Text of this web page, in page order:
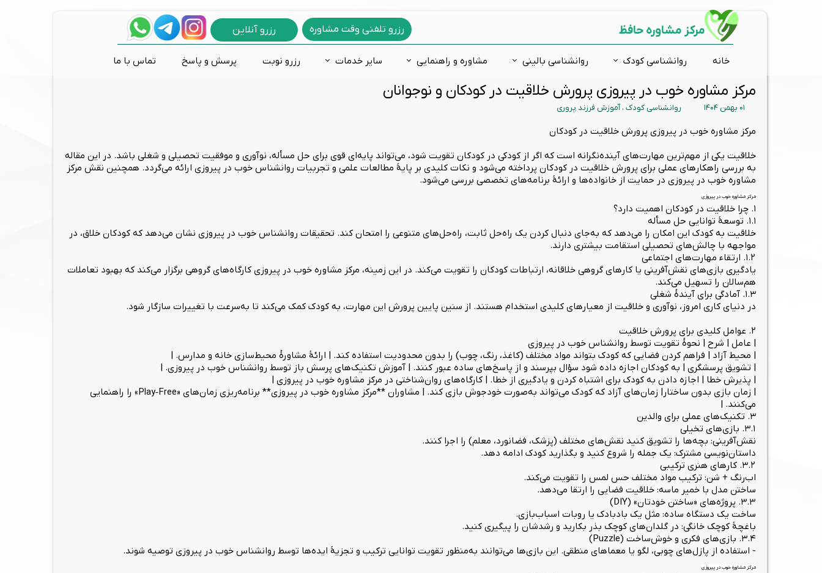
مرکز مشاوره خوب در پیروزی پرورش خلاقیت در کودکان و نوجوانان
۰۱ بهمن ۱۴۰۴ روانشناسی کودک ،آموزش فرزند پروری
مرکز مشاوره خوب در پیروزی پرورش خلاقیت در کودکان
خلاقیت یکی از مهم‌ترین مهارت‌های آینده‌نگرانه است که اگر از کودکی در کودکان تقویت شود، می‌تواند پایه‌ای قوی برای حل مسأله، نوآوری و موفقیت تحصیلی و شغلی باشد. در این مقاله
به بررسی راهکارهای عملی برای پرورش خلاقیت در کودکان پرداخته می‌شود و نکات کلیدی بر پایهٔ مطالعات علمی و تجربیات روانشناس خوب در پیروزی ارائه می‌گردد. همچنین نقش مرکز
مشاوره خوب در پیروزی در حمایت از خانواده‌ها و ارائهٔ برنامه‌های تخصصی بررسی می‌شود.
مرکز مشاوره خوب در پیروزی
۱. چرا خلاقیت در کودکان اهمیت دارد؟
۱.۱. توسعهٔ توانایی حل مسأله
خلاقیت به کودک این امکان را می‌دهد که به‌جای دنبال کردن یک راه‌حل ثابت، راه‌حل‌های متنوعی را امتحان کند. تحقیقات روانشناس خوب در پیروزی نشان می‌دهد که کودکان خلاق، در
مواجهه با چالش‌های تحصیلی استقامت بیشتری دارند.
یادگیری بازی‌های نقش‌آفرینی یا کارهای گروهی خلاقانه، ارتباطات کودکان را تقویت می‌کند. در این زمینه، مرکز مشاوره خوب در پیروزی کارگاه‌های گروهی برگزار می‌کند که بهبود تعاملات
هم‌سالان را تسهیل می‌کند.
۱.۳. آمادگی برای آیندهٔ شغلی
در دنیای کاری امروز، نوآوری و خلاقیت از معیارهای کلیدی استخدام هستند. از سنین پایین پرورش این مهارت، به کودک کمک می‌کند تا به‌سرعت با تغییرات سازگار شود.
۲. عوامل کلیدی برای پرورش خلاقیت
| عامل | شرح | نحوهٔ تقویت توسط روانشناس خوب در پیروزی
| محیط آزاد | فراهم کردن فضایی که کودک بتواند مواد مختلف (کاغذ، رنگ، چوب) را بدون محدودیت استفاده کند. | ارائهٔ مشاورهٔ محیط‌سازی خانه و مدارس. |
| تشویق پرسشگری | به کودکان اجازه داده شود سؤال بپرسند و از پاسخ‌های ساده عبور کنند. | آموزش تکنیک‌های پرسش باز توسط روانشناس خوب در پیروزی. |
| پذیرش خطا | اجازه دادن به کودک برای اشتباه کردن و یادگیری از خطا. | کارگاه‌های روان‌شناختی در مرکز مشاوره خوب در پیروزی |
| زمان بازی بدون ساختار| زمان‌های آزاد که کودک می‌تواند به‌صورت خودجوش بازی کند. | مشاوران **مرکز مشاوره خوب در پیروزی** برنامه‌ریزی زمان‌های «Play‑Free» را راهنمایی
می‌کنند. |
۳. تکنیک‌های عملی برای والدین
نقش‌آفرینی: بچه‌ها را تشویق کنید نقش‌های مختلف (پزشک، فضانورد، معلم) را اجرا کنند.
داستان‌نویسی مشترک: یک جمله را شروع کنید و بگذارید کودک ادامه دهد.
اب‌رنگ + شن: ترکیب مواد مختلف حس لمس را تقویت می‌کند.
ساختن مدل با خمیر ماسه: خلاقیت فضایی را ارتقا می‌دهد.
ساخت یک دستگاه ساده: مثل یک بادبادک یا روبات اسباب‌بازی.
باغچهٔ کوچک خانگی: در گلدان‌های کوچک بذر بکارید و رشدشان را پیگیری کنید.
۳.۴. بازی‌های فکری و خوش‌ساخت (Puzzle)
- استفاده از پازل‌های چوبی، لگو یا معماهای منطقی. این بازی‌ها می‌توانند به‌منظور تقویت توانایی ترکیب و تجزیهٔ ایده‌ها توسط روانشناس خوب در پیروزی توصیه شوند.
مرکز مشاوره خوب در پیروزی
خانه روانشناسی کودک
ارزیابی و تشخیص روانی بیش فعالی و نقص توجه اختلالات یادگیری
کودکان استثنائی
اختلالات خلقی و هیجانی
آموزش فرزند پروری
گفتار درمانی
روانشناسی بالینی
اضطراب و استرس افسردگی فوبيا و ترس
درمان دوقطبی
وسواس فکری
گروه درمانی
زوج درمانی
مشاوره و راهنمایی
مشاوره فردی مشاوره ازدواج مشاوره خانواده
مشاوره تحصیلی
مشاوره شغلی
سایر خدمات
ارتقاء شناختی
ارتقاء توجه و تمرکز
ارتقاء حافظه
تست های روانشناسی
تست شخصیت شناسی
تست شخصیت 16 عاملی کتل
تست هوش
استعدادیابی تحصیلی و شغلی
مشاوره غیرحضوری
رزرو نوبت پرسش و پاسخ تماس با ما
مرکز مشاوره حافظ رزرو تلفنی وقت مشاوره رزرو آنلاین